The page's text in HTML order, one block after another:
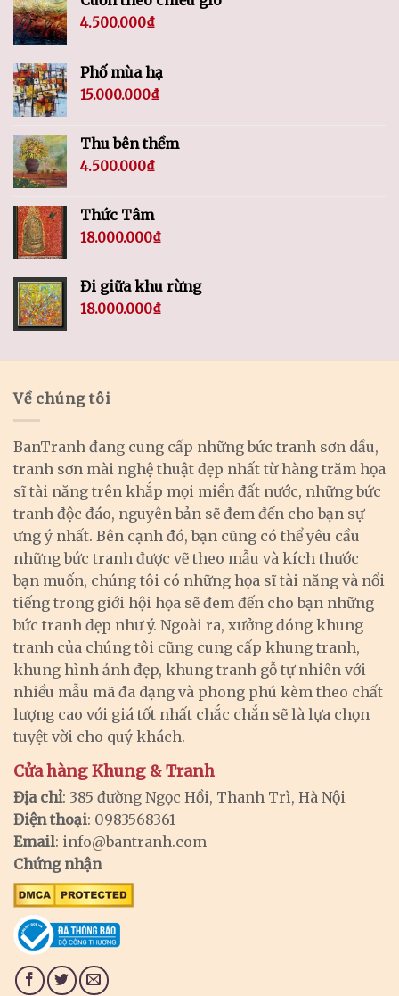
4.500.000₫
Phố mùa hạ
15.000.000₫
Thu bên thềm
4.500.000₫
Thức Tâm
18.000.000₫
Đi giữa khu rừng
18.000.000₫
Về chúng tôi
BanTranh đang cung cấp những bức tranh sơn dầu,
tranh sơn mài nghệ thuật đẹp nhất từ hàng trăm họa
sĩ tài năng trên khắp mọi miền đất nước, những bức
tranh độc đáo, nguyên bản sẽ đem đến cho bạn sự
ưng ý nhất. Bên cạnh đó, bạn cũng có thể yêu cầu
những bức tranh được vẽ theo mẫu và kích thước
bạn muốn, chúng tôi có những họa sĩ tài năng và nổi
tiếng trong giới hội họa sẽ đem đến cho bạn những
bức tranh đẹp như ý. Ngoài ra, xưởng đóng khung
tranh của chúng tôi cũng cung cấp khung tranh,
khung hình ảnh đẹp, khung tranh gỗ tự nhiên với
nhiều mẫu mã đa dạng và phong phú kèm theo chất
lượng cao với giá tốt nhất chắc chắn sẽ là lựa chọn
tuyệt vời cho quý khách.
Cửa hàng Khung & Tranh
Địa chỉ: 385 đường Ngọc Hồi, Thanh Trì, Hà Nội
Điện thoại: 0983568361
Email: info@bantranh.com
Chứng nhận